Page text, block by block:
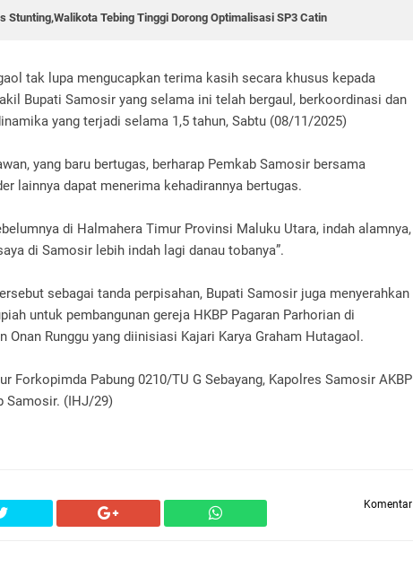
Stunting,Walikota Tebing Tinggi Dorong Optimalisasi SP3 Catin
tak lupa mengucapkan terima kasih secara khusus kepada
Bupati Samosir yang selama ini telah bergaul, berkoordinasi dan
yang terjadi selama 1,5 tahun, Sabtu (08/11/2025)
yang baru bertugas, berharap Pemkab Samosir bersama
lainnya dapat menerima kehadirannya bertugas.
di Halmahera Timur Provinsi Maluku Utara, indah alamnya,
di Samosir lebih indah lagi danau tobanya”.
sebagai tanda perpisahan, Bupati Samosir juga menyerahkan
untuk pembangunan gereja HKBP Pagaran Parhorian di
Onan Runggu yang diinisiasi Kajari Karya Graham Hutagaol.
Forkopimda Pabung 0210/TU G Sebayang, Kapolres Samosir AKBP
Samosir. (IHJ/29)
Komentar